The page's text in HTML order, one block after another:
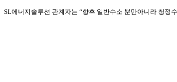
SL에너지솔루션 관계자는 “향후 일반수소 뿐만아니라 청정